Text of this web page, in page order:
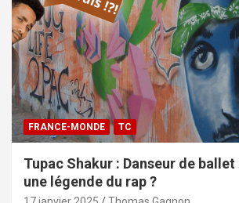
FRANCE-MONDE TC
Tupac Shakur : Danseur de ballet
une légende du rap ?